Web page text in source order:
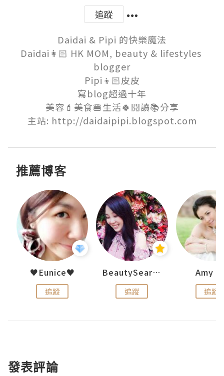
追蹤
Daidai & Pipi 的快樂魔法
Daidai👩🏻 HK MOM, beauty & lifestyles
blogger
Pipi👦🏻皮皮
寫blog超過十年
美容💄美食🍔生活🍀閱讀📚分享
主站: http://daidaipipi.blogspot.com
推薦博客
♥Eunice♥
追蹤
BeautySearch
追蹤
Amy
追蹤
發表評論